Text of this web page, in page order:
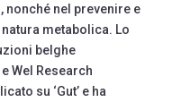
nonché nel prevenire e
metabolica. Lo
belghe
Wel Research
su ‘Gut’ e ha